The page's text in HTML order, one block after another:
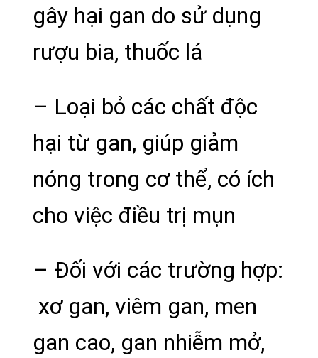
gây hại gan do sử dụng
rượu bia, thuốc lá
– Loại bỏ các chất độc
hại từ gan, giúp giảm
nóng trong cơ thể, có ích
cho việc điều trị mụn
– Đối với các trường hợp:
xơ gan, viêm gan, men
gan cao, gan nhiễm mở,